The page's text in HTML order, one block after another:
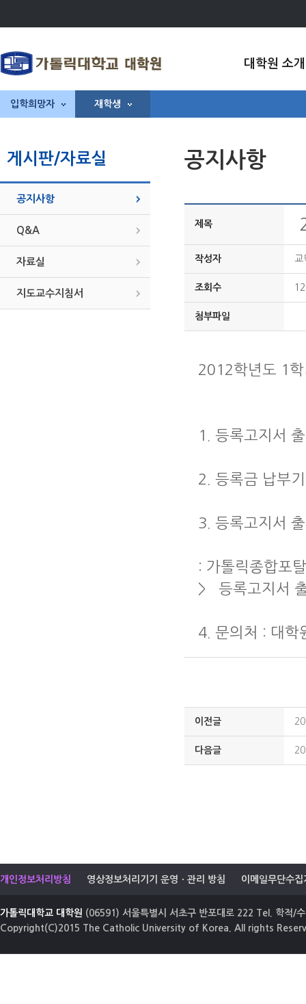
대학원 소개
입학희망자 재학생
게시판/자료실
공지사항
Q&A
자료실
지도교수지침서
공지사항
제목
작성자 교
조회수
첨부파일
2012학년도 1
1. 등록고지서
2. 등록금 납부
3. 등록고지서
: 가톨릭종합포
> 등록고지서
4. 문의처 : 대
이전글
다음글
개인정보처리방침 영상정보처리기기 운영ㆍ관리 방침 이메일무단수집
가톨릭대학교 대학원 (06591) 서울특별시 서초구 반포대로 222 Tel. 학적/
Copyright(C)2015 The Catholic University of Korea. All rights